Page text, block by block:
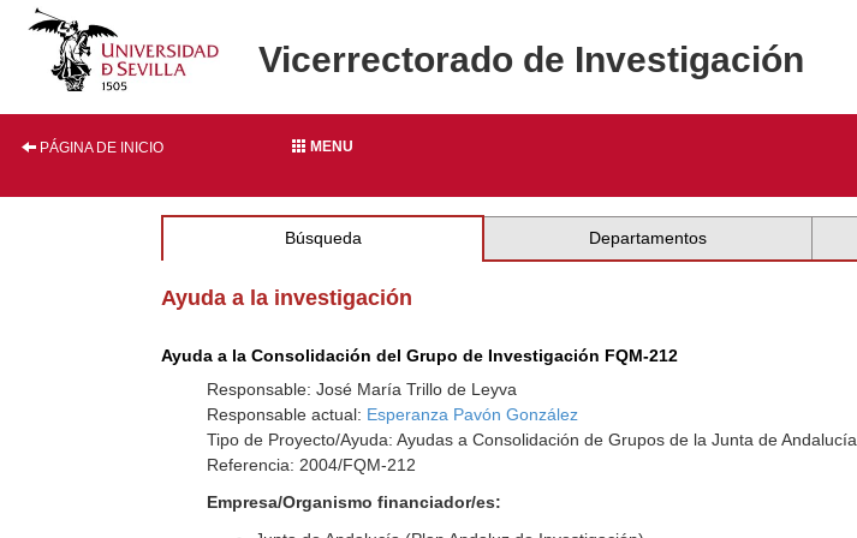
Vicerrectorado de Investigación
PÁGINA DE INICIO MENU
Búsqueda Departamentos
Ayuda a la investigación
Ayuda a la Consolidación del Grupo de Investigación FQM-212
Responsable: José María Trillo de Leyva
Responsable actual: Esperanza Pavón González
Tipo de Proyecto/Ayuda: Ayudas a Consolidación de Grupos de la Junta de Andalucía
Referencia: 2004/FQM-212
Empresa/Organismo financiador/es: